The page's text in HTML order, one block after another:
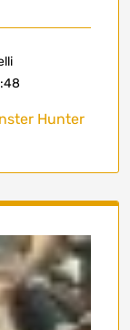
Hunter